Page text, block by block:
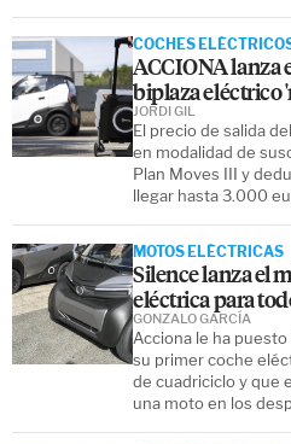
COCHES
ACCIONA lanza
biplaza eléctrico
El precio de salida
en modalidad de
Plan Moves III y
llegar hasta 3.000
JORDI GIL
MOTOS ELÉCTRICAS
Silence lanza el
eléctrica para
Acciona le ha
su primer coche
de cuadriciclo y que
una moto en los
GONZALO GARCÍA